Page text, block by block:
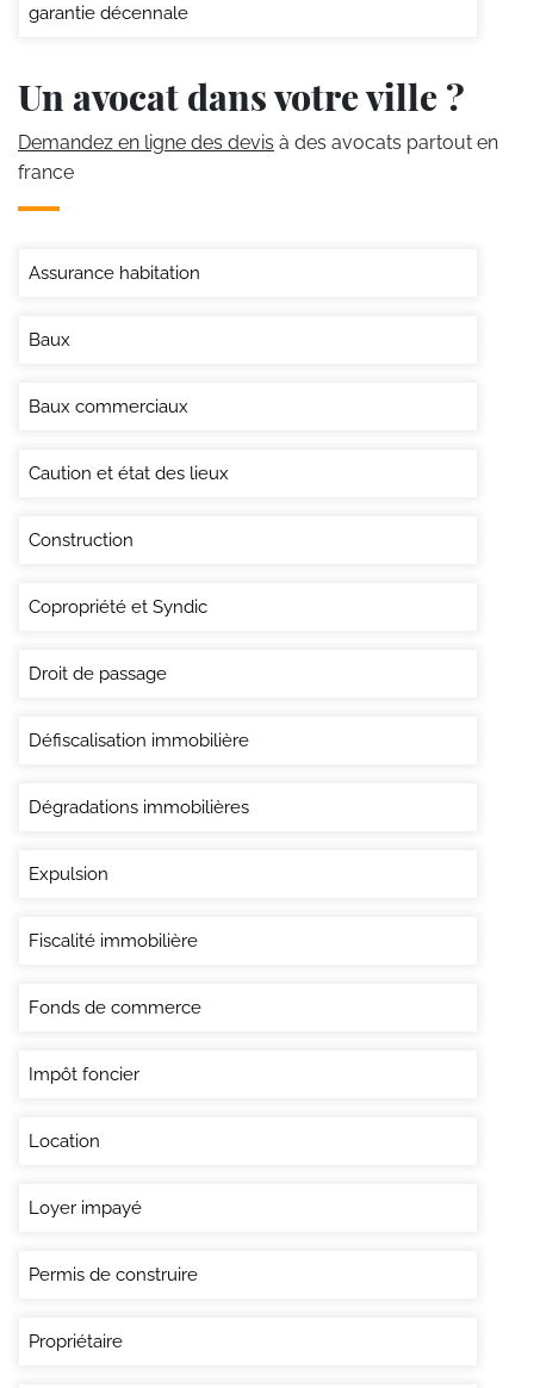
garantie décennale
Un avocat dans votre ville ?
Demandez en ligne des devis à des avocats partout en
france
Assurance habitation
Baux
Baux commerciaux
Caution et état des lieux
Construction
Copropriété et Syndic
Droit de passage
Défiscalisation immobilière
Dégradations immobilières
Expulsion
Fiscalité immobilière
Fonds de commerce
Impôt foncier
Location
Loyer impayé
Permis de construire
Propriétaire